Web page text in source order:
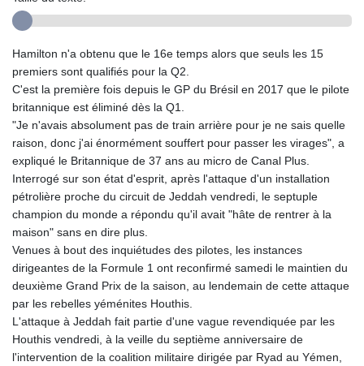
Hamilton n'a obtenu que le 16e temps alors que seuls les 15
premiers sont qualifiés pour la Q2.
C'est la première fois depuis le GP du Brésil en 2017 que le pilote
britannique est éliminé dès la Q1.
"Je n'avais absolument pas de train arrière pour je ne sais quelle
raison, donc j'ai énormément souffert pour passer les virages", a
expliqué le Britannique de 37 ans au micro de Canal Plus.
Interrogé sur son état d'esprit, après l'attaque d'un installation
pétrolière proche du circuit de Jeddah vendredi, le septuple
champion du monde a répondu qu'il avait "hâte de rentrer à la
maison" sans en dire plus.
Venues à bout des inquiétudes des pilotes, les instances
dirigeantes de la Formule 1 ont reconfirmé samedi le maintien du
deuxième Grand Prix de la saison, au lendemain de cette attaque
par les rebelles yéménites Houthis.
L'attaque à Jeddah fait partie d'une vague revendiquée par les
Houthis vendredi, à la veille du septième anniversaire de
l'intervention de la coalition militaire dirigée par Ryad au Yémen,